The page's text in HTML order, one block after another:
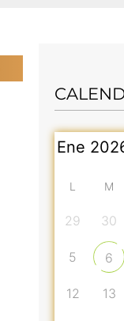
L M
29 30
5 6
12 13